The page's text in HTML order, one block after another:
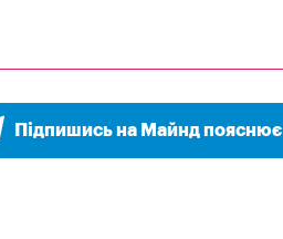
Підпишись на Майнд пояснює